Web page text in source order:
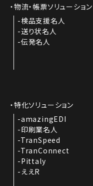
物流・帳票ソリューション
検品支援名人
送り状名人
伝発名人
特化ソリューション
amazingEDI
印刷業名人
TranSpeed
TranConnect
Pittaly
ええR